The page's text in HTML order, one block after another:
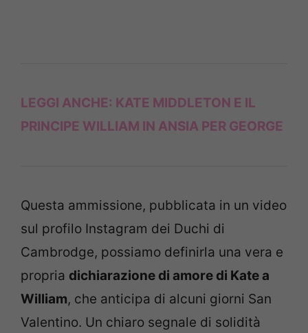
LEGGI ANCHE: KATE MIDDLETON E IL
PRINCIPE WILLIAM IN ANSIA PER GEORGE
Questa ammissione, pubblicata in un video
sul profilo Instagram dei Duchi di
Cambrodge, possiamo definirla una vera e
propria dichiarazione di amore di Kate a
William, che anticipa di alcuni giorni San
Valentino. Un chiaro segnale di solidità